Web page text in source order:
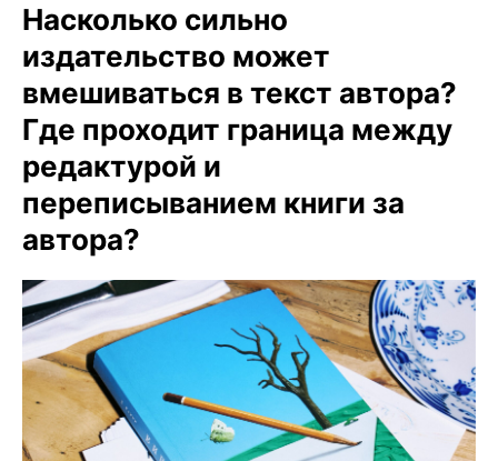
Насколько сильно
издательство может
вмешиваться в текст автора?
Где проходит граница между
редактурой и
переписыванием книги за
автора?